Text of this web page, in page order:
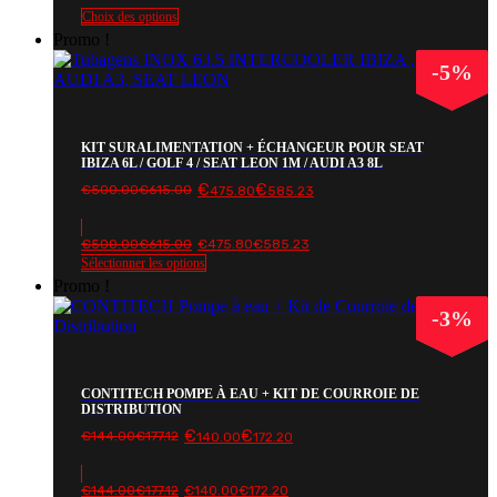
Choix des options
Promo !
-5%
KIT SURALIMENTATION + ÉCHANGEUR POUR SEAT
IBIZA 6L / GOLF 4 / SEAT LEON 1M / AUDI A3 8L
€500.00€615.00
Le
initial
était :
€500.00€615.00.
€475.80€585.23
Le
actuel
est :
€475.80€585.23.
€500.00€615.00
Le
prix
initial
était :
€500.00€615.00.
€475.80€585.23
Le
prix
actuel
est :
€475.80€585.23.
Sélectionner les options
Promo !
-3%
CONTITECH POMPE À EAU + KIT DE COURROIE DE
DISTRIBUTION
€144.00€177.12
Le
initial
était :
€140.00€172.20
Le
actuel
est :
€144.00€177.12
Le
€140.00€172.20
Le